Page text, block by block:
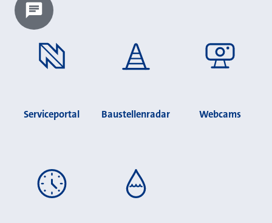
Chatbot laden?
Serviceportal Baustellenradar Webcams